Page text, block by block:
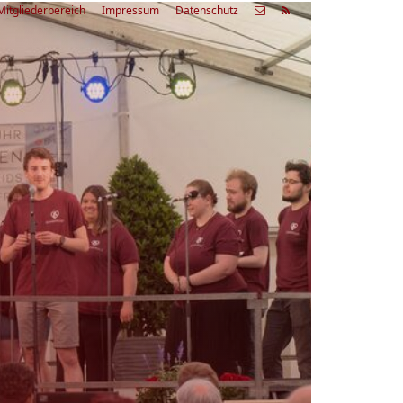
Impressum Datenschutz
Letzte Alle
Acapella Week - offen
alle
Uhr
Zum Workshop